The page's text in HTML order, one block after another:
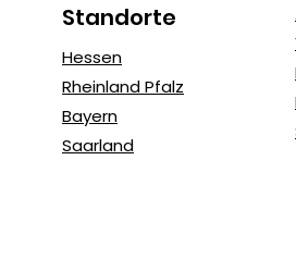
Standorte
Hessen
Rheinland Pfalz
Bayern
Saarland